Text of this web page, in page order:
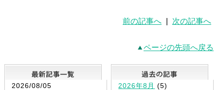
前の記事へ 次の記事へ
ページの先頭へ戻る
最新記事一覧
2026/08/05
2026年8月 (5)